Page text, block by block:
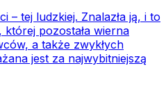
– tej ludzkiej. Znalazła ją, i to
pozostała wierna
a także zwykłych
jest za najwybitniejszą